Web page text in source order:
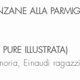
ALLA
ILLUSTRATA)
Einaudi ragazzi